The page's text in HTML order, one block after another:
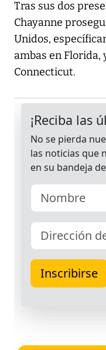
Tras sus dos
Chayanne
Unidos,
ambas en Florida,
Connecticut.